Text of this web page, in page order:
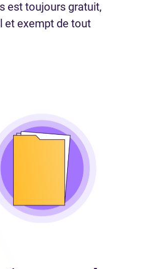
est toujours gratuit,
et exempt de tout